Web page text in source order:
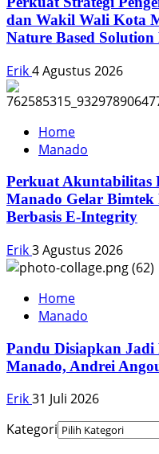
dan Wakil Wali Kota
Nature Based
Erik4 Agustus 2026
Home
Manado
Perkuat Akuntabilitas
Manado Gelar
Berbasis E-Integrity
Erik3 Agustus 2026
Home
Manado
Pandu Disiapkan
Manado, Andrei
Erik31 Juli 2026
Kategori